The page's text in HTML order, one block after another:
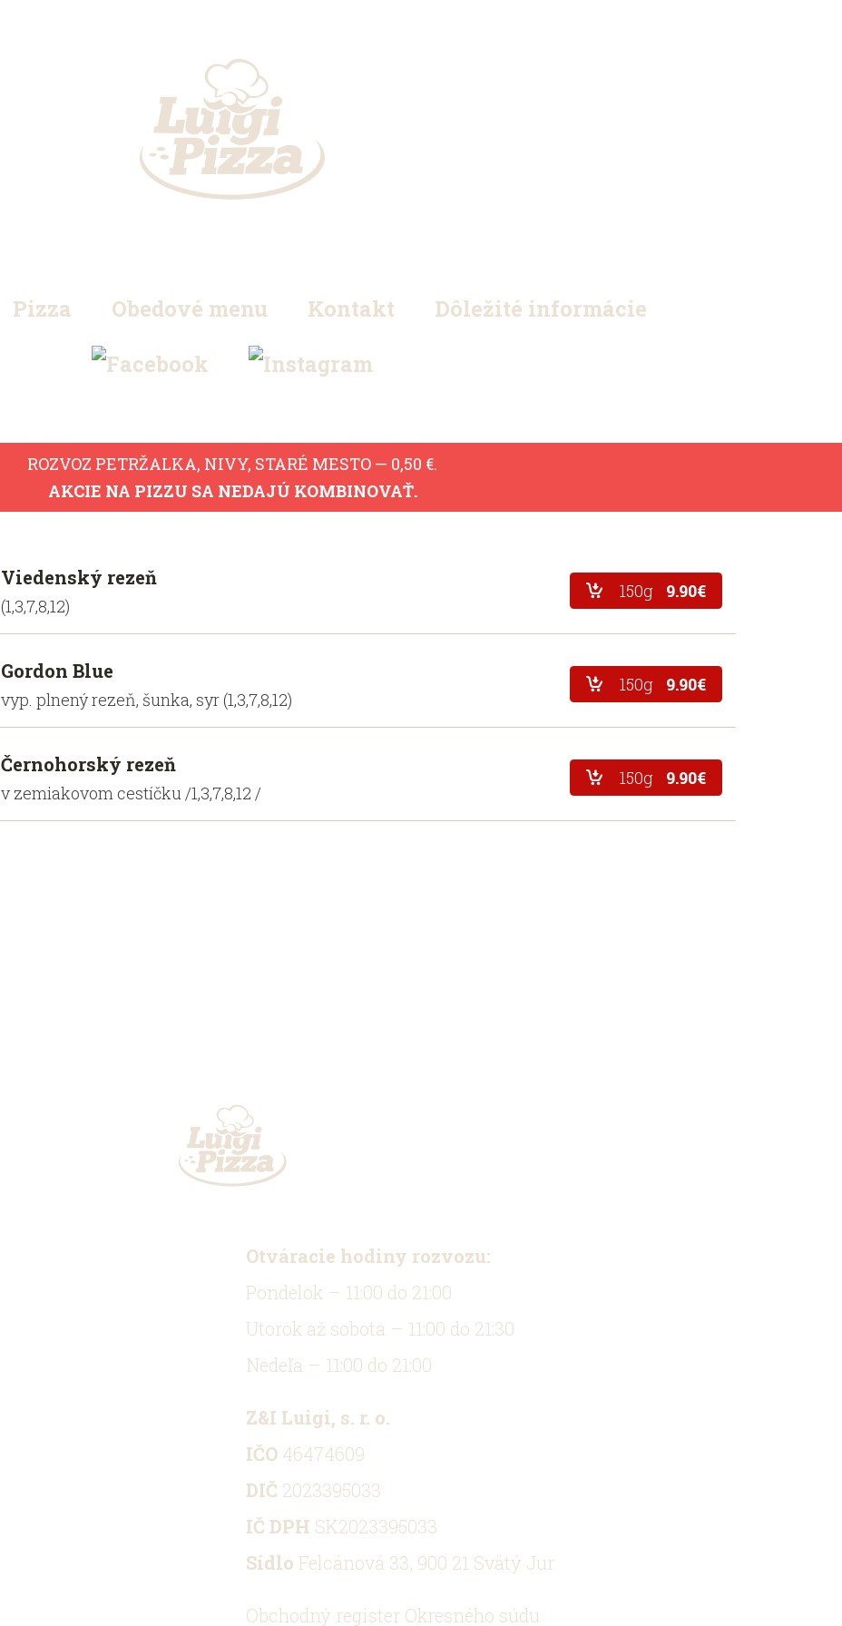
Pizza Obedové menu Kontakt Dôležité informácie
ROZVOZ PETRŽALKA, NIVY, STARÉ MESTO — 0,50 €.
AKCIE NA PIZZU SA NEDAJÚ KOMBINOVAŤ.
Viedenský rezeň
(1,3,7,8,12)
150g 9.90€
Gordon Blue
vyp. plnený rezeň, šunka, syr (1,3,7,8,12)
150g 9.90€
Černohorský rezeň
v zemiakovom cestíčku /1,3,7,8,12 /
150g 9.90€
Otváracie hodiny rozvozu:
Pondelok – 11:00 do 21:00
Utorok až sobota – 11:00 do 21:30
Nedeľa – 11:00 do 21:00
Z&I Luigi, s. r. o.
IČO 46474609
DIČ 2023395033
IČ DPH SK2023395033
Sídlo Felcánová 33, 900 21 Svätý Jur
Obchodný register Okresného súdu